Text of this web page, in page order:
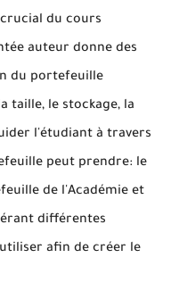
du cours
auteur donne des
du portefeuille
taille, le stockage, la
l'étudiant à travers
peut prendre: le
de l'Académie et
différentes
afin de créer le